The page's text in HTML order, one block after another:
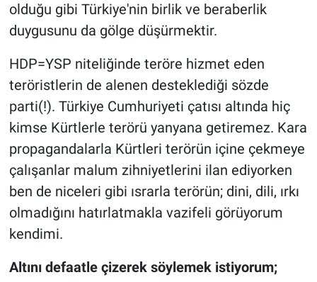
olduğu gibi Türkiye'nin birlik ve beraberlik
duygusunu da gölge düşürmektir.
HDP=YSP niteliğinde teröre hizmet eden
teröristlerin de alenen desteklediği sözde
parti(!). Türkiye Cumhuriyeti çatısı altında hiç
kimse Kürtlerle terörü yanyana getiremez. Kara
propagandalarla Kürtleri terörün içine çekmeye
çalışanlar malum zihniyetlerini ilan ediyorken
ben de niceleri gibi ısrarla terörün; dini, dili, ırkı
olmadığını hatırlatmakla vazifeli görüyorum
kendimi.
Altını defaatle çizerek söylemek istiyorum;